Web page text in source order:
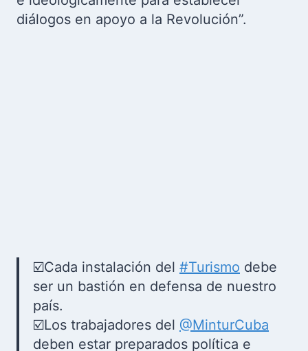
diálogos en apoyo a la Revolución”.
☑️Cada instalación del #Turismo debe
ser un bastión en defensa de nuestro
país.
☑️Los trabajadores del @MinturCuba
deben estar preparados política e